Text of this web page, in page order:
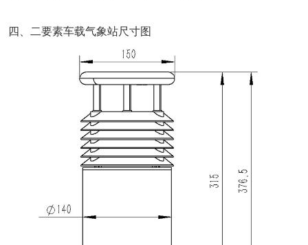
四、二要素车载气象站尺寸图